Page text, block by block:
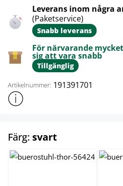
Leverans inom några
(Paketservice)
Snabb leverans
För närvarande
sig att vara snabb
Tillgänglig
Artikelnummer: 191391701
Visa mer produktinformation
Färg: svart